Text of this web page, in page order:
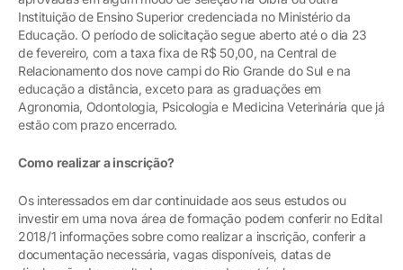
Instituição de Ensino Superior credenciada no Ministério da
Educação. O período de solicitação segue aberto até o dia 23
de fevereiro, com a taxa fixa de R$ 50,00, na Central de
Relacionamento dos nove campi do Rio Grande do Sul e na
educação a distância, exceto para as graduações em
Agronomia, Odontologia, Psicologia e Medicina Veterinária que já
estão com prazo encerrado.
Como realizar a inscrição?
Os interessados em dar continuidade aos seus estudos ou
investir em uma nova área de formação podem conferir no Edital
2018/1 informações sobre como realizar a inscrição, conferir a
documentação necessária, vagas disponíveis, datas de